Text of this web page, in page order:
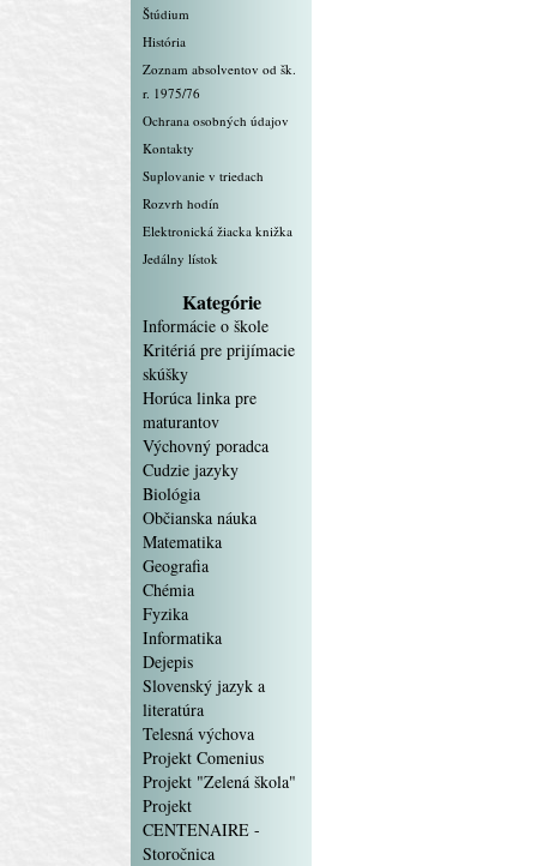
Štúdium
História
Zoznam absolventov od šk.
r. 1975/76
Ochrana osobných údajov
Kontakty
Suplovanie v triedach
Rozvrh hodín
Elektronická žiacka knižka
Jedálny lístok
Kategórie
Informácie o škole
Kritériá pre prijímacie
skúšky
Horúca linka pre
maturantov
Výchovný poradca
Cudzie jazyky
Biológia
Občianska náuka
Matematika
Geografia
Chémia
Fyzika
Informatika
Dejepis
Slovenský jazyk a
literatúra
Telesná výchova
Projekt Comenius
Projekt "Zelená škola"
Projekt
CENTENAIRE -
Storočnica